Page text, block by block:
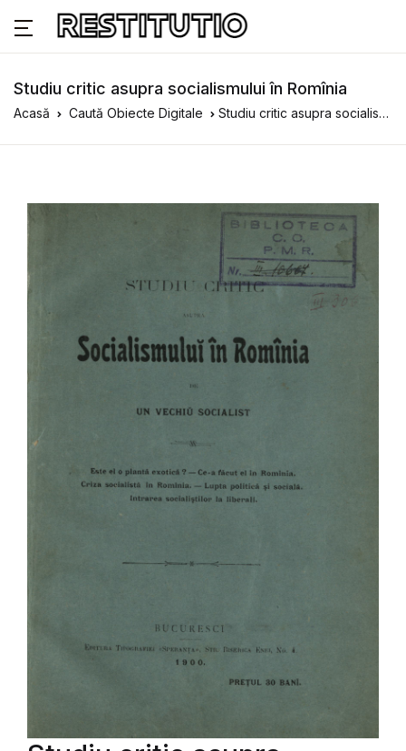
Studiu critic asupra socialismului în Romînia
Acasă Caută Obiecte Digitale Studiu critic asupra socialismului în Romînia